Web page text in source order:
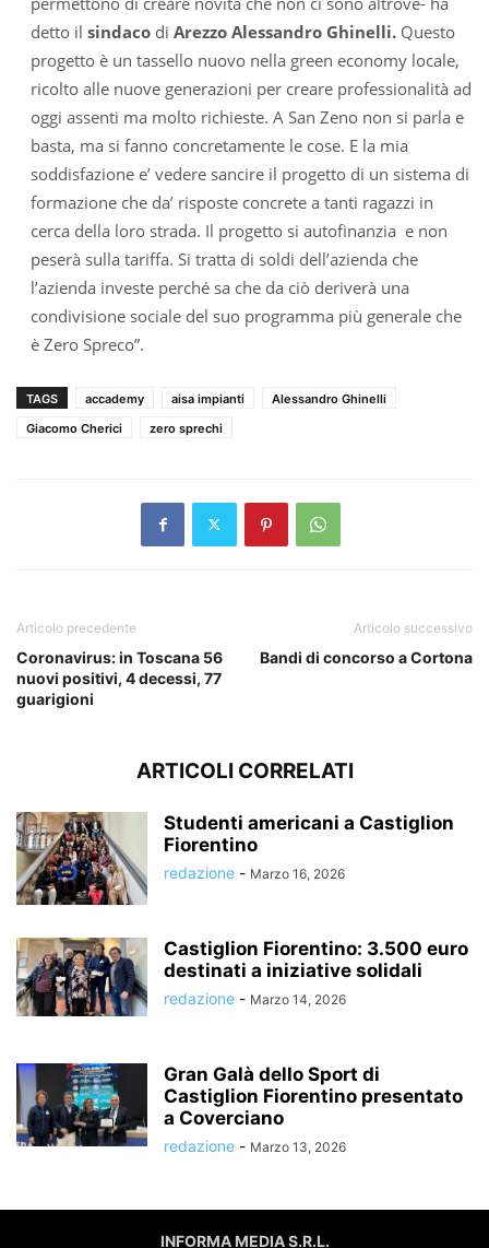
detto il sindaco di Arezzo Alessandro Ghinelli.Questo
progetto è un tassello nuovo nella green economy locale,
ricolto alle nuove generazioni per creare professionalità ad
oggi assenti ma molto richieste. A San Zeno non si parla e
basta, ma si fanno concretamente le cose. E la mia
soddisfazione e’ vedere sancire il progetto di un sistema di
formazione che da’ risposte concrete a tanti ragazzi in
cerca della loro strada. Il progetto si autofinanzia e non
peserà sulla tariffa. Si tratta di soldi dell’azienda che
l’azienda investe perché sa che da ciò deriverà una
condivisione sociale del suo programma più generale che
è Zero Spreco”.
TAGS accademy aisa impianti
Alessandro Ghinelli
Giacomo Cherici
zero sprechi
Articolo precedente
Coronavirus: in Toscana 56
nuovi positivi, 4 decessi, 77
guarigioni
Articolo successivo
Bandi di concorso a Cortona
ARTICOLI CORRELATI
Studenti americani a Castiglion
Fiorentino
redazione - Marzo 16, 2026
Castiglion Fiorentino: 3.500 euro
destinati a iniziative solidali
redazione - Marzo 14, 2026
Gran Galà dello Sport di
Castiglion Fiorentino presentato
a Coverciano
redazione - Marzo 13, 2026
INFORMA MEDIA S.R.L.